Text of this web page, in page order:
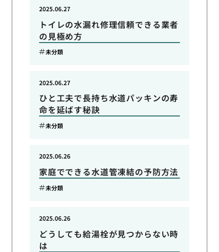
トイレの水漏れ修理信頼できる業者
の見極め方
2025.06.27
未分類
ひと工夫で長持ち水道パッキンの寿
命を延ばす秘訣
2025.06.27
未分類
家庭でできる水道管凍結の予防方法
2025.06.26
未分類
どうしても給湯栓が見つからない時
は
2025.06.26